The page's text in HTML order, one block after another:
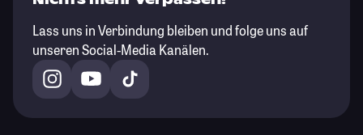
Lass uns in Verbindung bleiben und folge uns auf
unseren Social-Media Kanälen.